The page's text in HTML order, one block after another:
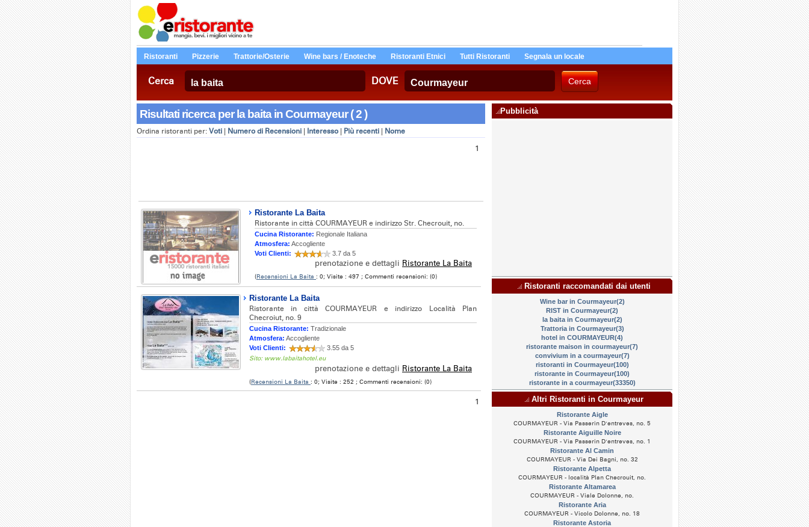
Ristoranti Pizzerie Trattorie/Osterie Wine bars / Enoteche Ristoranti Etnici Tutti Ristoranti Segnala un locale
Cerca DOVE
Risultati ricerca per la baita in Courmayeur ( 2 )
Ordina ristoranti per: Voti Numero di Recensioni Interesso Più recenti Nome
1
Ristorante La Baita
Ristorante in città COURMAYEUR e indirizzo Str. Checrouit, no.
Cucina Ristorante: Regionale Italiana
Atmosfera: Accogliente
Voti Clienti:
3.7 da 5
prenotazione e dettagli Ristorante La Baita
(Recensioni La Baita : 0; Visite : 497 ; Commenti recensioni: (0)
Ristorante La Baita
Ristorante in città COURMAYEUR e indirizzo Località Plan
Checroiut, no. 9
Cucina Ristorante: Tradizionale
Atmosfera: Accogliente
Voti Clienti:
3.55 da 5
Sito: www.labaitahotel.eu
prenotazione e dettagli Ristorante La Baita
(Recensioni La Baita : 0; Visite : 252 ; Commenti recensioni: (0)
1
Pubblicità
Ristoranti raccomandati dai utenti
Wine bar in Courmayeur(2)
RIST in Courmayeur(2)
la baita in Courmayeur(2)
Trattoria in Courmayeur(3)
hotel in COURMAYEUR(4)
ristorante maison in courmayeur(7)
convivium in a courmayeur(7)
ristoranti in Courmayeur(100)
ristorante in Courmayeur(100)
ristorante in a courmayeur(33350)
Altri Ristoranti in Courmayeur
Ristorante Aigle
COURMAYEUR - Via Passerin D'entreves, no. 5
Ristorante Aiguille Noire
COURMAYEUR - Via Passerin D'entreves, no. 1
Ristorante Al Camin
COURMAYEUR - Via Dei Bagni, no. 32
Ristorante Alpetta
COURMAYEUR - località Plan Checrouit, no.
Ristorante Altamarea
COURMAYEUR - Viale Dolonne, no.
Ristorante Aria
COURMAYEUR - Vicolo Dolonne, no. 18
Ristorante Astoria